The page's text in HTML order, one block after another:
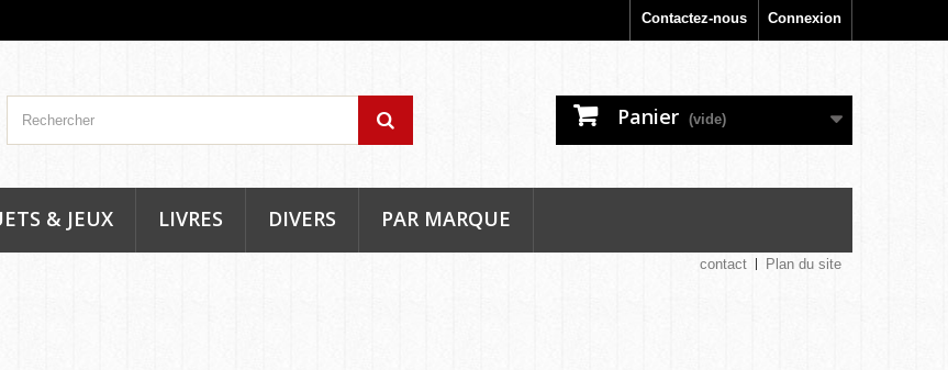
Connexion
Contactez-nous
Panier (vide)
& JEUX LIVRES DIVERS PAR MARQUE
contact Plan du site